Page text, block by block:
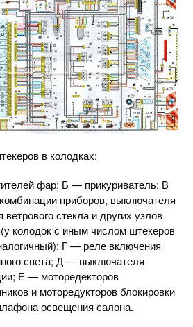
в колодках:
фар; Б — прикуриватель; В
приборов, выключателя
ветрового стекла и других узлов
колодок с иным числом штекеров
Г — реле включения
света; Д — выключателя
Е — моторедекторов
и моторедукторов блокировки
освещения салона.